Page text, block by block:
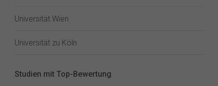
Universität Wien
Universität zu Köln
Studien mit Top-Bewertung